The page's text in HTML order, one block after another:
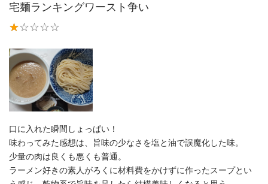
宅麺ランキングワースト争い
口に入れた瞬間しょっぱい！
味わってみた感想は、旨味の少なさを塩と油で誤魔化した味。
少量の肉は良くも悪くも普通。
ラーメン好きの素人がろくに材料費をかけずに作ったスープとい